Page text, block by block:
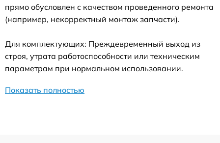
прямо обусловлен с качеством проведенного ремонта
(например, некорректный монтаж запчасти).
Для комплектующих: Преждевременный выход из
строя, утрата работоспособности или техническим
параметрам при нормальном использовании.
Показать полностью